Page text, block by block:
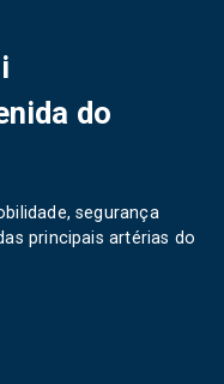
do
segurança
principais artérias do